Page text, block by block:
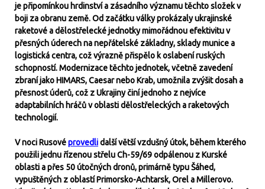
je připomínkou hrdinství a zásadního významu těchto složek v
boji za obranu země. Od začátku války prokázaly ukrajinské
raketové a dělostřelecké jednotky mimořádnou efektivitu v
přesných úderech na nepřátelské základny, sklady munice a
logistická centra, což výrazně přispělo k oslabení ruských
schopností. Modernizace těchto jednotek, včetně zavedení
zbraní jako HIMARS, Caesar nebo Krab, umožnila zvýšit dosah a
přesnost úderů, což z Ukrajiny činí jednoho z nejvíce
adaptabilních hráčů v oblasti dělostřeleckých a raketových
technologií.
V noci Rusovéprovedlidalší větší vzdušný útok, během kterého
použili jednu řízenou střelu Ch-59/69 odpálenou z Kurské
oblasti a přes 50 útočných dronů, primárně typu Šáhed,
vypuštěných z oblastí Primorsko-Achtarsk, Orel a Millerovo.